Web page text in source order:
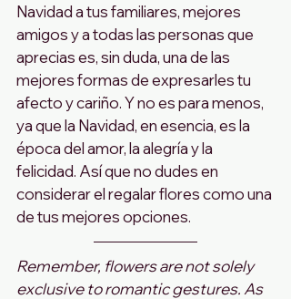
Navidad a tus familiares, mejores
amigos y a todas las personas que
aprecias es, sin duda, una de las
mejores formas de expresarles tu
afecto y cariño. Y no es para menos,
ya que la Navidad, en esencia, es la
época del amor, la alegría y la
felicidad. Así que no dudes en
considerar el regalar flores como una
de tus mejores opciones.
Remember, flowers are not solely
exclusive to romantic gestures. As